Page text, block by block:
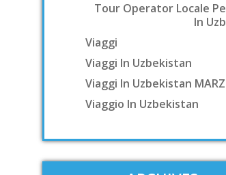
Tour Operator Locale
In
Viaggi
Viaggi In Uzbekistan
Viaggi In Uzbekistan
Viaggio In Uzbekistan